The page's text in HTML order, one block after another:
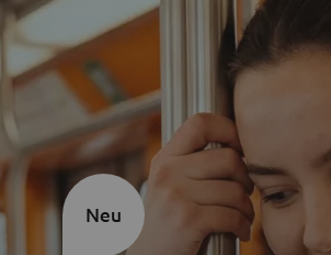
Neu